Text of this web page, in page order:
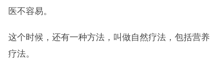
医不容易。
这个时候，还有一种方法，叫做自然疗法，包括营养
疗法。